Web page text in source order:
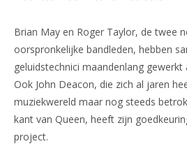
Brian May en Roger Taylor, de twee
oorspronkelijke bandleden, hebben
geluidstechnici maandenlang gewerkt
Ook John Deacon, die zich al jaren
muziekwereld maar nog steeds
kant van Queen, heeft zijn
project.